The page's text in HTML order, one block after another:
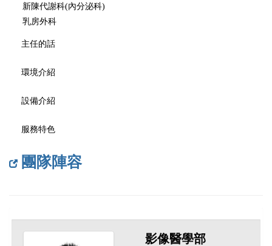
新陳代謝科(內分泌科)
乳房外科
主任的話
環境介紹
設備介紹
服務特色
團隊陣容
影像醫學部